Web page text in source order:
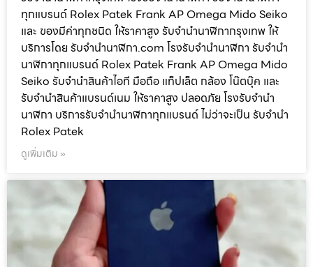
ทุกแบรนด์ Rolex Patek Frank AP Omega Mido Seiko
และ ของมีค่าทุกชนิด ให้ราคาสูง รับจำนำนาฬิกากรุงเทพ ให้
บริการโดย รับจํานํานาฬิกา.com โรงรับจำนำนาฬิกา รับจำนำ
นาฬิกาทุกแบรนด์ Rolex Patek Frank AP Omega Mido
Seiko รับจำนำสินค้าไอที มือถือ แท็ปเล็ต กล้อง โน๊ตบุ๊ค และ
รับจำนำสินค้าแบรนด์เนม ให้ราคาสูง ปลอดภัย โรงรับจำนำ
นาฬิกา บริการรับจำนำนาฬิกาทุกแบรนด์ ไม่ว่าจะเป็น รับจำนำ
Rolex Patek
ดูเพิ่มเติม »